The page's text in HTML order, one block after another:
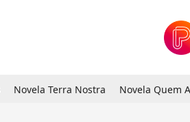
Novela Terra Nostra Novela Quem